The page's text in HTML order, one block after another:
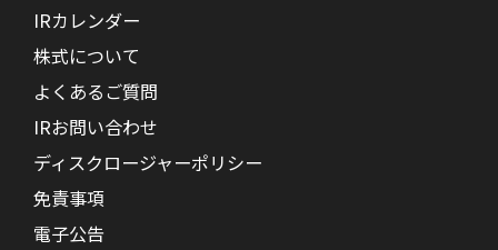
IRカレンダー
株式について
よくあるご質問
IRお問い合わせ
ディスクロージャーポリシー
免責事項
電子公告